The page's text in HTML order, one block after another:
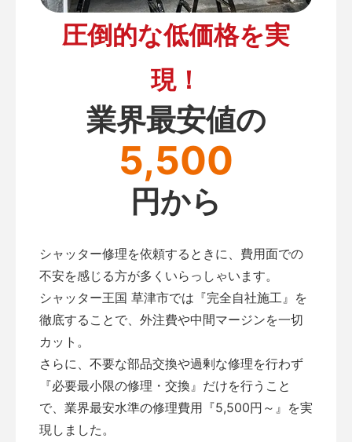
圧倒的な低価格を実
現！
業界最安値の
5,500
円から
シャッター修理を依頼するときに、費用面での
不安を感じる方が多くいらっしゃいます。
シャッター王国 草津市では『完全自社施工』を
徹底することで、外注費や中間マージンを一切
カット。
さらに、不要な部品交換や過剰な修理を行わず
『必要最小限の修理・交換』だけを行うこと
で、業界最安水準の修理費用『5,500円～』を実
現しました。